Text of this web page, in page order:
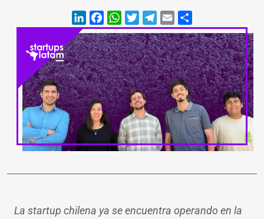
LinkedIn
Facebook
WhatsApp
Twitter
La startup chilena ya se encuentra operando en la